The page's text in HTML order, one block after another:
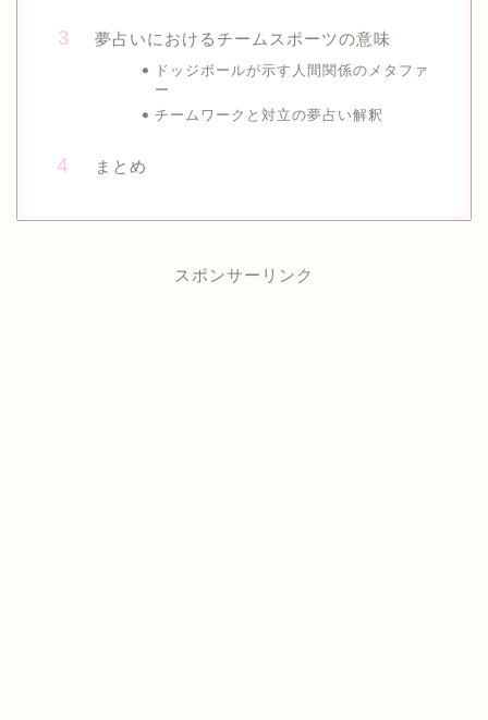
夢占いにおけるチームスポーツの意味
ドッジボールが示す人間関係のメタファ
ー
チームワークと対立の夢占い解釈
まとめ
スポンサーリンク